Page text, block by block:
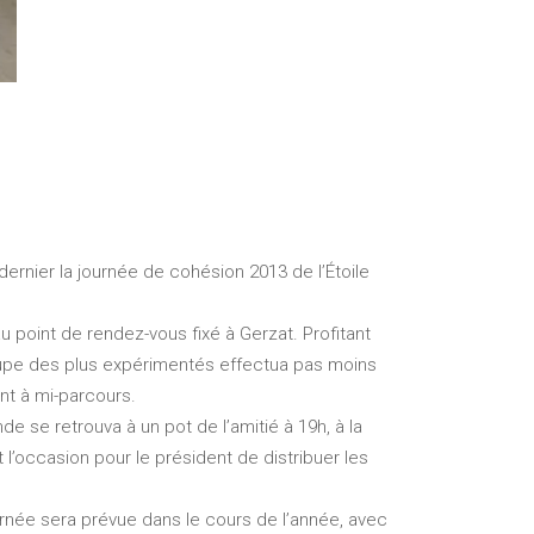
la journée de cohésion 2013 de l’Étoile
point de rendez-vous fixé à Gerzat. Profitant
des plus expérimentés effectua pas moins
à mi-parcours.
se retrouva à un pot de l’amitié à 19h, à la
pour le président de distribuer les
sera prévue dans le cours de l’année, avec